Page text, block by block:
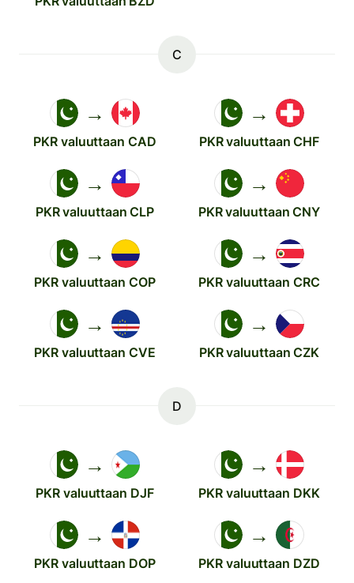
C
→
PKR valuuttaan CAD
→
PKR valuuttaan CHF
→
PKR valuuttaan CLP
→
PKR valuuttaan CNY
→
PKR valuuttaan COP
→
PKR valuuttaan CRC
→
PKR valuuttaan CVE
→
PKR valuuttaan CZK
D
→
PKR valuuttaan DJF
→
PKR valuuttaan DKK
→
PKR valuuttaan DOP
→
PKR valuuttaan DZD